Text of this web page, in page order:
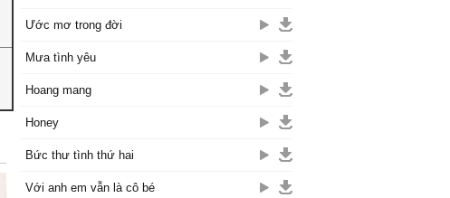
Ước mơ trong đời
Mưa tình yêu
Hoang mang
Honey
Bức thư tình thứ hai
Với anh em vẫn là cô bé